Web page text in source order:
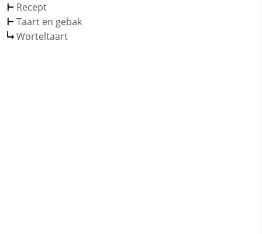
Recept
Taart en gebak
Worteltaart